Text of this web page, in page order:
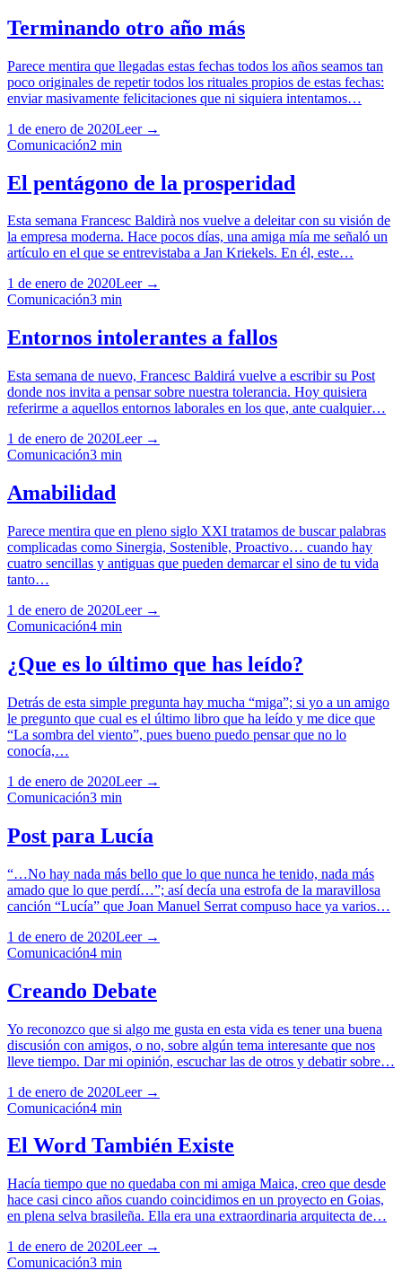
Terminando otro año más
Parece mentira que llegadas estas fechas todos los años seamos tan
poco originales de repetir todos los rituales propios de estas fechas:
enviar masivamente felicitaciones que ni siquiera intentamos…
1 de enero de 2020Leer →
Comunicación2 min
El pentágono de la prosperidad
Esta semana Francesc Baldirà nos vuelve a deleitar con su visión de
la empresa moderna. Hace pocos días, una amiga mía me señaló un
artículo en el que se entrevistaba a Jan Kriekels. En él, este…
1 de enero de 2020Leer →
Comunicación3 min
Entornos intolerantes a fallos
Esta semana de nuevo, Francesc Baldirá vuelve a escribir su Post
donde nos invita a pensar sobre nuestra tolerancia. Hoy quisiera
referirme a aquellos entornos laborales en los que, ante cualquier…
1 de enero de 2020Leer →
Comunicación3 min
Amabilidad
Parece mentira que en pleno siglo XXI tratamos de buscar palabras
complicadas como Sinergia, Sostenible, Proactivo… cuando hay
cuatro sencillas y antiguas que pueden demarcar el sino de tu vida
tanto…
1 de enero de 2020Leer →
Comunicación4 min
¿Que es lo último que has leído?
Detrás de esta simple pregunta hay mucha “miga”; si yo a un amigo
le pregunto que cual es el último libro que ha leído y me dice que
“La sombra del viento”, pues bueno puedo pensar que no lo
conocía,…
1 de enero de 2020Leer →
Comunicación3 min
Post para Lucía
“…No hay nada más bello que lo que nunca he tenido, nada más
amado que lo que perdí…”; así decía una estrofa de la maravillosa
canción “Lucía” que Joan Manuel Serrat compuso hace ya varios…
1 de enero de 2020Leer →
Comunicación4 min
Creando Debate
Yo reconozco que si algo me gusta en esta vida es tener una buena
discusión con amigos, o no, sobre algún tema interesante que nos
lleve tiempo. Dar mi opinión, escuchar las de otros y debatir sobre…
1 de enero de 2020Leer →
Comunicación4 min
El Word También Existe
Hacía tiempo que no quedaba con mi amiga Maica, creo que desde
hace casi cinco años cuando coincidimos en un proyecto en Goias,
en plena selva brasileña. Ella era una extraordinaria arquitecta de…
1 de enero de 2020Leer →
Comunicación3 min